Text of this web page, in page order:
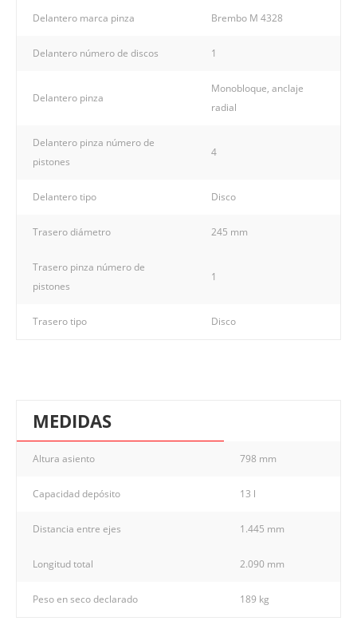
Delantero marca pinza Brembo M 4328
Delantero número de discos 1
Delantero pinza
Monobloque, anclaje
radial
Delantero pinza número de
pistones
4
Delantero tipo Disco
Trasero diámetro 245 mm
Trasero pinza número de
pistones
1
Trasero tipo Disco
MEDIDAS
Altura asiento 798 mm
Capacidad depósito 13 l
Distancia entre ejes 1.445 mm
Longitud total 2.090 mm
Peso en seco declarado 189 kg